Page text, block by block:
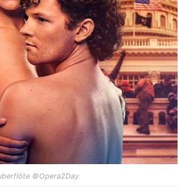
©Opera2Day